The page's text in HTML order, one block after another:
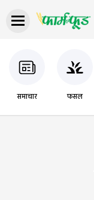
समाचार फसल